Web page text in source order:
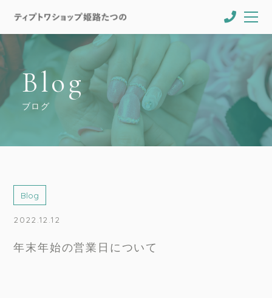
Blog
ブログ
Blog
2022.12.12
年末年始の営業日について